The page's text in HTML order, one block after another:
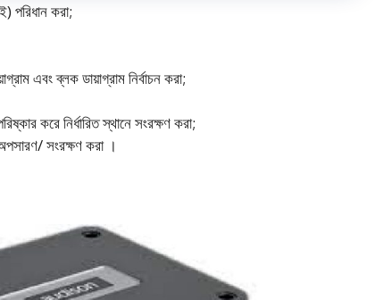
পরিধান করা;
এবং ব্লক ডায়াগ্রাম নির্বাচন করা;
করে নির্ধারিত স্থানে সংরক্ষণ করা;
অপসারণ/ সংরক্ষণ করা ।